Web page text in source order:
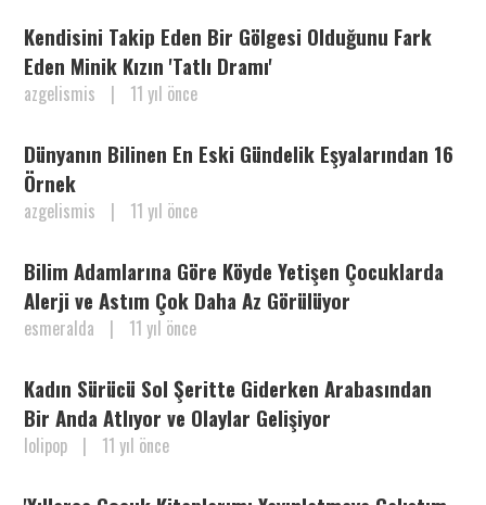
Kendisini Takip Eden Bir Gölgesi Olduğunu Fark
Eden Minik Kızın 'Tatlı Dramı'
azgelismis | 11 yıl önce
Dünyanın Bilinen En Eski Gündelik Eşyalarından 16
Örnek
azgelismis | 11 yıl önce
Bilim Adamlarına Göre Köyde Yetişen Çocuklarda
Alerji ve Astım Çok Daha Az Görülüyor
esmeralda | 11 yıl önce
Kadın Sürücü Sol Şeritte Giderken Arabasından
Bir Anda Atlıyor ve Olaylar Gelişiyor
lolipop | 11 yıl önce